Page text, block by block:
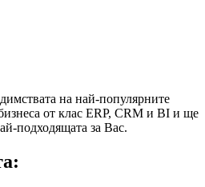
на най-популярните
от клас ERP, CRM и BI и ще
подходящата за Вас.